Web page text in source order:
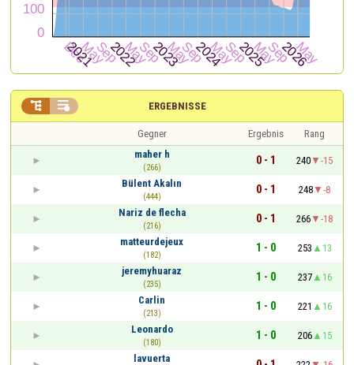
ERGEBNISSE
 
Gegner Ergebnis
Rang
maher h
(266)
0 - 1 240
-15
Bülent Akalın
(444)
0 - 1 248
-8
Nariz de flecha
(216)
0 - 1 266
-18
matteurdejeux
(182)
1 - 0 253
13
jeremyhuaraz
(235)
1 - 0 237
16
Carlin
(213)
1 - 0 221
16
Leonardo
(180)
1 - 0 206
15
lavuerta